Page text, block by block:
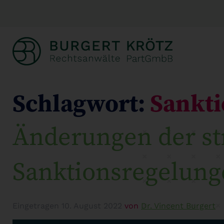
Schlagwort:
Änderungen der
von Dr. Vincent Burgert